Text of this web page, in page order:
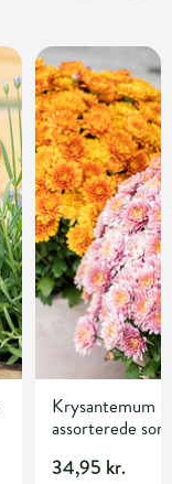
Krysantemum
assorterede
34,95 kr.